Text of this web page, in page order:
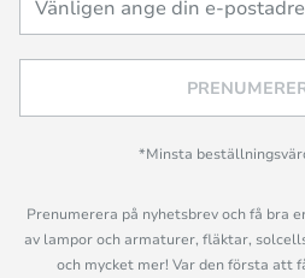
*Minsta
Prenumerera på nyhetsbrev och få bra
av lampor och armaturer, fläktar,
och mycket mer! Var den första att